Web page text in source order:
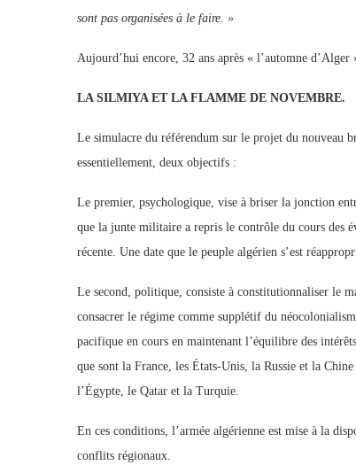
sont pas organisées à le faire. »
Aujourd’hui encore, 32 ans après « l’automne
LA SILMIYA ET LA FLAMME DE NOVEMBRE.
Le simulacre du référendum sur le projet du nouveau
essentiellement, deux objectifs :
Le premier, psychologique, vise à briser la jonction
que la junte militaire a repris le contrôle du cours des
récente. Une date que le peuple algérien s’est
Le second, politique, consiste à constitutionnaliser le
consacrer le régime comme supplétif du
pacifique en cours en maintenant l’équilibre des
que sont la France, les États-Unis, la Russie et la
l’Égypte, le Qatar et la Turquie.
En ces conditions, l’armée algérienne est mise à la
conflits régionaux.